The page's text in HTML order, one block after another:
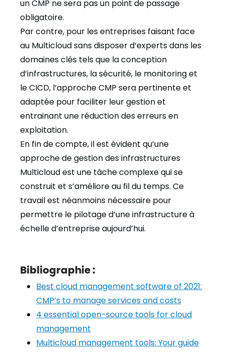
un CMP ne sera pas un point de passage
obligatoire.
Par contre, pour les entreprises faisant face
au Multicloud sans disposer d’experts dans les
domaines clés tels que la conception
d’infrastructures, la sécurité, le monitoring et
le CICD, l’approche CMP sera pertinente et
adaptée pour faciliter leur gestion et
entrainant une réduction des erreurs en
exploitation.
En fin de compte, il est évident qu’une
approche de gestion des infrastructures
Multicloud est une tâche complexe qui se
construit et s’améliore au fil du temps. Ce
travail est néanmoins nécessaire pour
permettre le pilotage d’une infrastructure à
échelle d’entreprise aujourd’hui.
Bibliographie :
Best cloud management software of 2021:
CMP’s to manage services and costs
4 essential open-source tools for cloud
management
Multicloud management tools: Your guide